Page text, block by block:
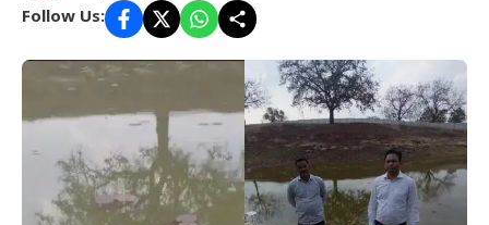
Follow Us: